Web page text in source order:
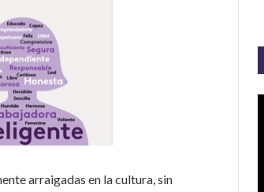
arraigadas en la cultura, sin